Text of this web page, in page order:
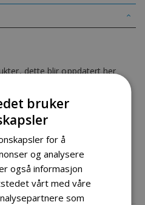
dette blir oppdatert her
eller ta kontakt med oss pr tlf:
et produktdatablad med på
og beskrivelse klar ved
bruker
for å
og analysere
også informasjon
vårt med våre
som